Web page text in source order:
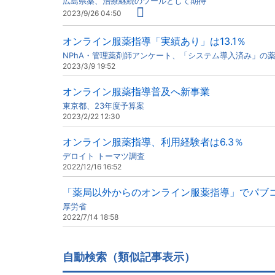
2023/9/26 04:50
オンライン服薬指導「実績あり」は13.1％
NPhA・管理薬剤師アンケート、「システム導入済み」の
2023/3/9 19:52
オンライン服薬指導普及へ新事業
東京都、23年度予算案
2023/2/22 12:30
オンライン服薬指導、利用経験者は6.3％
デロイト トーマツ調査
2022/12/16 16:52
「薬局以外からのオンライン服薬指導」でパブ
厚労省
2022/7/14 18:58
自動検索（類似記事表示）